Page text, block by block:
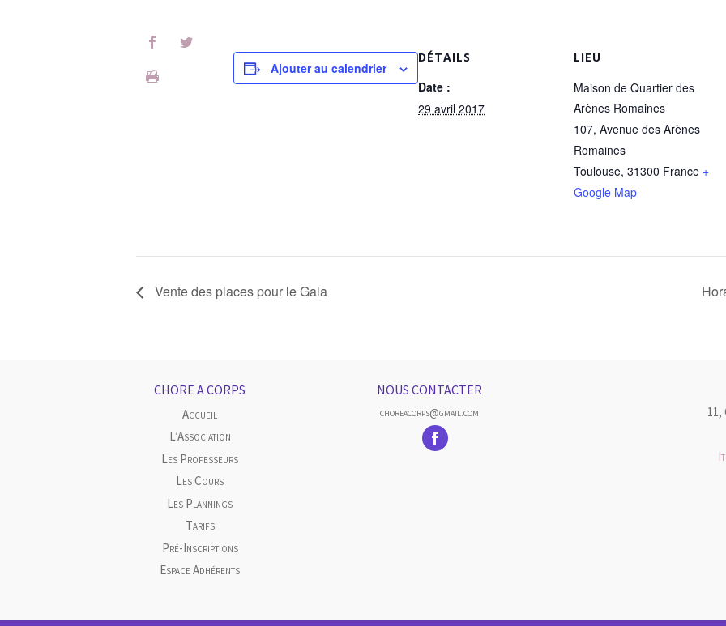
Ajouter au calendrier
DÉTAILS
Date :
29 avril 2017
LIEU
Maison de Quartier des
Arènes Romaines
107, Avenue des Arènes
Romaines
Toulouse, 31300 France +
Google Map
Vente des places pour le Gala
CHORE A CORPS
Accueil
L’Association
Les Professeurs
Les Cours
Les Plannings
Tarifs
Pré-Inscriptions
Espace Adhérents
NOUS CONTACTER
choreacorps@gmail.com
11,